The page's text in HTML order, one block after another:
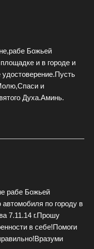
Божьей
и в городе и
удостоверение.Пусть
и
Духа.Аминь.
рабе Божьей
по городу в
7.11.14 г.Прошу
в себе!Помоги